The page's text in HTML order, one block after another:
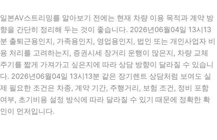
일본AV스트리밍를 알아보기 전에는 현재 차량 이용 목적과 계약 방
향을 간단히 정리해 두는 것이 좋습니다. 2026년06월04일 13시13
분 출퇴근용인지, 가족용인지, 영업용인지, 법인 또는 개인사업자 비
용 처리를 고려하는지, 증권시세 장거리 운행이 많은지, 차량 교체
주기를 짧게 가져가고 싶은지에 따라 상담 방향이 달라질 수 있습니
다. 2026년06월04일 13시13분 같은 장기렌트 상담처럼 보여도 실
제 필요한 조건은 차종, 계약 기간, 주행거리, 보험 조건, 정비 포함
여부, 초기비용 설정 방식에 따라 달라질 수 있기 때문에 정확한 확
인이 먼저입니다.